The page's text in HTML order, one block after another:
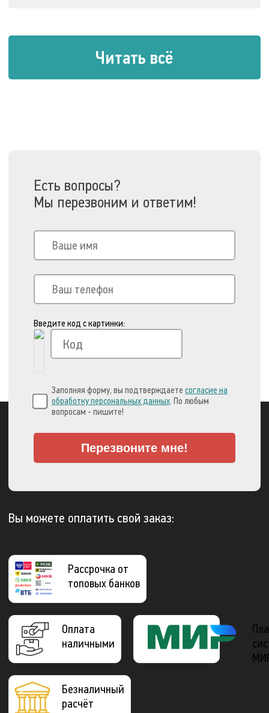
Читать всё
Есть вопросы?
Мы перезвоним и ответим!
Введите код с картинки:
Заполняя форму, вы подтверждаете согласие на
обработку персональных данных. По любым
вопросам - пишите!
Перезвоните мне!
Вы можете оплатить свой заказ:
Рассрочка от
топовых банков
Оплата
наличными
Безналичный
расчёт